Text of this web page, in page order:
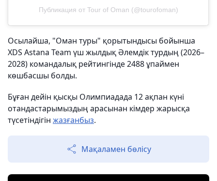
Публикация от Tour of Oman (@tourofoman)
Осылайша, "Оман туры" қорытындысы бойынша
XDS Astana Team үш жылдық Әлемдік турдың (2026–
2028) командалық рейтингінде 2488 ұпаймен
көшбасшы болды.
Бұған дейін қысқы Олимпиадада 12 ақпан күні
отандастарымыздың арасынан кімдер жарысқа
түсетіндігін жазғанбыз.
Мақаламен бөлісу